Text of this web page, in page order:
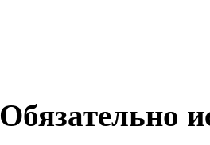
Обязательно